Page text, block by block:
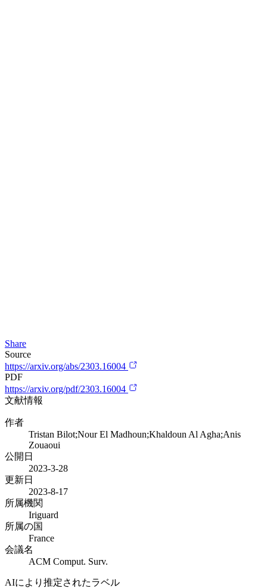
Share
Source
https://arxiv.org/abs/2303.16004
PDF
https://arxiv.org/pdf/2303.16004
文献情報
作者
Tristan Bilot;Nour El Madhoun;Khaldoun Al Agha;Anis
Zouaoui
公開日
2023-3-28
更新日
2023-8-17
所属機関
Iriguard
所属の国
France
会議名
ACM Comput. Surv.
AIにより推定されたラベル